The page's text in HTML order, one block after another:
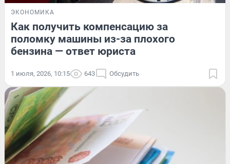
ЭКОНОМИКА
Как получить компенсацию за
поломку машины из-за плохого
бензина — ответ юриста
1 июля, 2026, 10:15 643 Обсудить